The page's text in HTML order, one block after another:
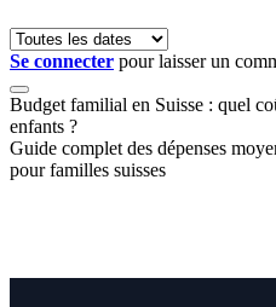
Se connecter pour laisser un
Budget familial en Suisse : quel
enfants ?
Guide complet des dépenses
pour familles suisses